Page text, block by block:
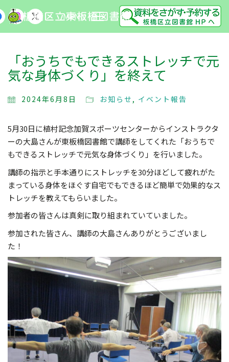
MENU
「おうちでもできるストレッチで元
気な身体づくり」を終えて
2024年6月8日 お知らせ , イベント報告
5月30日に植村記念加賀スポーツセンターからインストラクタ
ーの大島さんが東板橋図書館で講師をしてくれた「おうちで
もできるストレッチで元気な身体づくり」を行いました。
講師の指示と手本通りにストレッチを30分ほどして疲れがた
まっている身体をほぐす自宅でもできるほど簡単で効果的なス
トレッチを教えてもらいました。
参加者の皆さんは真剣に取り組まれていていました。
参加された皆さん、講師の大島さんありがとうございまし
た！